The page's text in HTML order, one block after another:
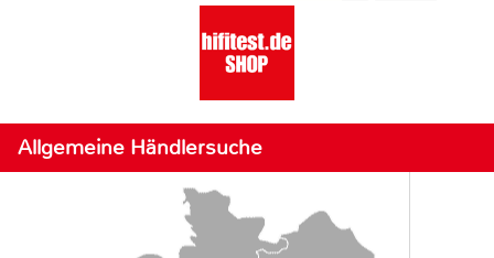
Allgemeine Händlersuche